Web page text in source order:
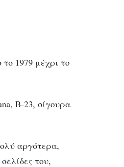
1979 μέχρι το
B-23, σίγουρα
αργότερα,
του,